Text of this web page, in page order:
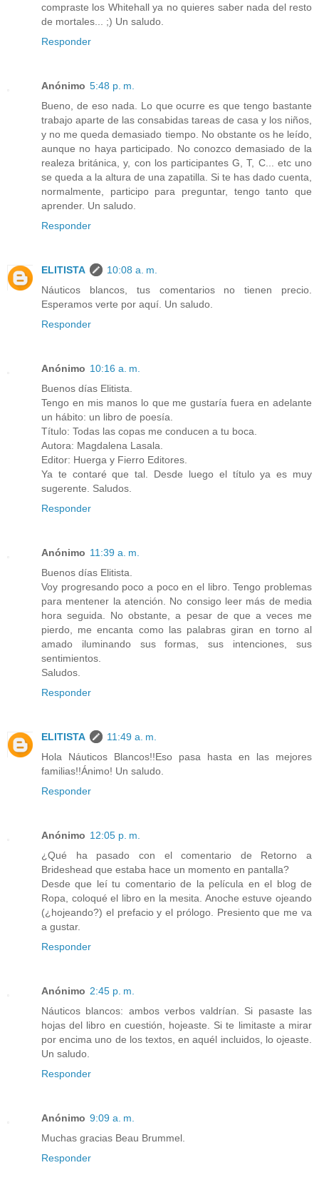
compraste los Whitehall ya no quieres saber nada del resto
de mortales... ;) Un saludo.
Responder
Anónimo 5:48 p. m.
Bueno, de eso nada. Lo que ocurre es que tengo bastante
trabajo aparte de las consabidas tareas de casa y los niños,
y no me queda demasiado tiempo. No obstante os he leído,
aunque no haya participado. No conozco demasiado de la
realeza británica, y, con los participantes G, T, C... etc uno
se queda a la altura de una zapatilla. Si te has dado cuenta,
normalmente, participo para preguntar, tengo tanto que
aprender. Un saludo.
Responder
ELITISTA
10:08 a. m.
Náuticos blancos, tus comentarios no tienen precio.
Esperamos verte por aquí. Un saludo.
Responder
Anónimo 10:16 a. m.
Buenos días Elitista.
Tengo en mis manos lo que me gustaría fuera en adelante
un hábito: un libro de poesía.
Título: Todas las copas me conducen a tu boca.
Autora: Magdalena Lasala.
Editor: Huerga y Fierro Editores.
Ya te contaré que tal. Desde luego el título ya es muy
sugerente. Saludos.
Responder
Anónimo 11:39 a. m.
Buenos días Elitista.
Voy progresando poco a poco en el libro. Tengo problemas
para mentener la atención. No consigo leer más de media
hora seguida. No obstante, a pesar de que a veces me
pierdo, me encanta como las palabras giran en torno al
amado iluminando sus formas, sus intenciones, sus
sentimientos.
Saludos.
Responder
ELITISTA
11:49 a. m.
Hola Náuticos Blancos!!Eso pasa hasta en las mejores
familias!!Ánimo! Un saludo.
Responder
Anónimo 12:05 p. m.
¿Qué ha pasado con el comentario de Retorno a
Brideshead que estaba hace un momento en pantalla?
Desde que leí tu comentario de la película en el blog de
Ropa, coloqué el libro en la mesita. Anoche estuve ojeando
(¿hojeando?) el prefacio y el prólogo. Presiento que me va
a gustar.
Responder
Anónimo 2:45 p. m.
Náuticos blancos: ambos verbos valdrían. Si pasaste las
hojas del libro en cuestión, hojeaste. Si te limitaste a mirar
por encima uno de los textos, en aquél incluidos, lo ojeaste.
Un saludo.
Responder
Anónimo 9:09 a. m.
Muchas gracias Beau Brummel.
Responder